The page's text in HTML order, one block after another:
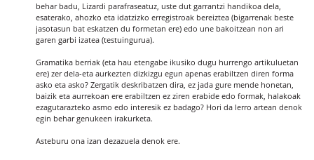
behar badu, Lizardi parafraseatuz, uste dut garrantzi handikoa dela,
esaterako, ahozko eta idatzizko erregistroak bereiztea (bigarrenak beste
jasotasun bat eskatzen du formetan ere) edo une bakoitzean non ari
garen garbi izatea (testuingurua).
Gramatika berriak (eta hau etengabe ikusiko dugu hurrengo artikuluetan
ere) zer dela-eta aurkezten dizkizgu egun apenas erabiltzen diren forma
asko eta asko? Zergatik deskribatzen dira, ez jada gure mende honetan,
baizik eta aurrekoan ere erabiltzen ez ziren erabide edo formak, halakoak
ezagutarazteko asmo edo interesik ez badago? Hori da lerro artean denok
egin behar genukeen irakurketa.
Asteburu ona izan dezazuela denok ere.